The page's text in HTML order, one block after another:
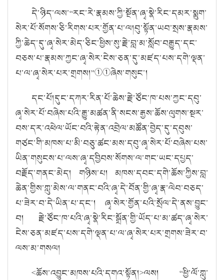
དེ་ཉིད་ལས་“རང་རེ་རྣམས་ཀྱི་སྔོན་ཞྭ་སྣེ་རིང་དམར་སྨུག་
སེར་པོ་སོགས་ཅི་རིགས་པར་གྱོན་པ་ལ།བུ་སྟོན་ཡབ་སྲས་རྣམས་
ཀྱི་ཆེད་དུ་ཞྭ་སེར་མེད་ཅིང་ཕྱིས་སུ་རྗེ་བླ་མ་སློབ་བརྒྱུད་དང་
བཅས་པ་རྣམས་ཀྱང་ཞྭ་སེར་ངེས་ཅན་དུ་མཛད་པས་དགེ་ལྡན་
པ་ལ་ཞྭ་སེར་པར་གྲགས།”①①ཞེས་གསུང་།
དང་པོ།དུང་དཀར་རིན་པོ་ཆེས་རྗེ་ཙོང་ཁ་པས་ཀྱང་དབུ་
ཞྭ་སེར་པོ་བཞེས་པའི་རྒྱུ་མཚན་ནི་སངས་རྒྱས་ཆོས་ལུགས་སྔར་
བས་དར་འཕེལ་ཡོང་བའི་རྟེན་འབྲེལ་མཚོན་བྱེད་དུ་དབུས་
གཙང་གི་མཁས་པ་མི་བཅུ་ཚང་མས་དབུ་ཞྭ་སེར་པོ་བཞེས་པས་
ཡིན་གསུངས་པ་ལས་ཞྭ་དབྱིབས་སོགས་ལ་གང་ཡང་དཔྱད་
བརྗོད་གནང་མེད། གཉིས་པ། མཁས་དབང་དགེ་ཆོས་ཀྱིས་བླ་
ཆེན་གྱིས་ཀླུ་མེས་ལ་གནང་བའི་ཞྭ་དེ་བོན་གྱི་ཞྭ་རྣ་ལེབ་བཅད་
པ་ཟེར་བ་དེ་ཡིན་པ་དང་། ཞྭ་སེར་གྱོན་པའི་སྲོལ་དེ་ནས་བྱུང་
བ། རྗེ་ཙོང་ཁ་པའི་ཞྭ་སྣེ་རིང་སྒྲོན་གྱི་ཡོད་པ་མ་ཚད་ཞྭ་སེར་
ངེས་ཅན་མཛད་པས་དགེ་ལྡན་པ་ལ་ཞྭ་སེར་པར་གྲགས་ཟེར་བ་
ལས་མ་གསལ།
<ཆོས་འབྱུང་མཁས་པའི་དགའ་སྟོན།>ལས། “ཕྱི་ལོ་ཀླུ་